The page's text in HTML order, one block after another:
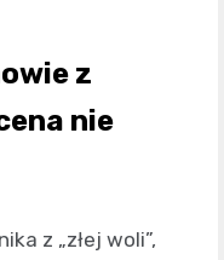
z
nie
z „złej woli”,